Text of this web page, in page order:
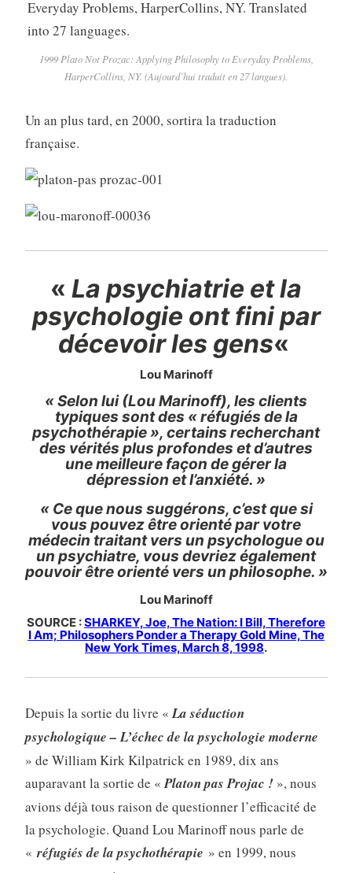
1999 Plato Not Prozac: Applying Philosophy to Everyday Problems,
HarperCollins, NY. (Aujourd’hui traduit en 27 langues).
Un an plus tard, en 2000, sortira la traduction
française.
« La psychiatrie et la
psychologie ont fini par
décevoir les gens«
Lou Marinoff
« Selon lui (Lou Marinoff), les clients
typiques sont des « réfugiés de la
psychothérapie », certains recherchant
des vérités plus profondes et d’autres
une meilleure façon de gérer la
dépression et l’anxiété. »
« Ce que nous suggérons, c’est que si
vous pouvez être orienté par votre
médecin traitant vers un psychologue ou
un psychiatre, vous devriez également
pouvoir être orienté vers un philosophe. »
Lou Marinoff
SOURCE :SHARKEY, Joe, The Nation: I Bill, Therefore
I Am; Philosophers Ponder a Therapy Gold Mine, The
New York Times, March 8, 1998.
Depuis la sortie du livre «La séduction
psychologique – L’échec de la psychologie moderne
» de William Kirk Kilpatrick en 1989, dix ans
auparavant la sortie de «Platon pas Projac !», nous
avions déjà tous raison de questionner l’efficacité de
la psychologie. Quand Lou Marinoff nous parle de
«réfugiés de la psychothérapie » en 1999, nous